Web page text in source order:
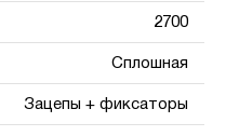
2700
Сплошная
Зацепы + фиксаторы